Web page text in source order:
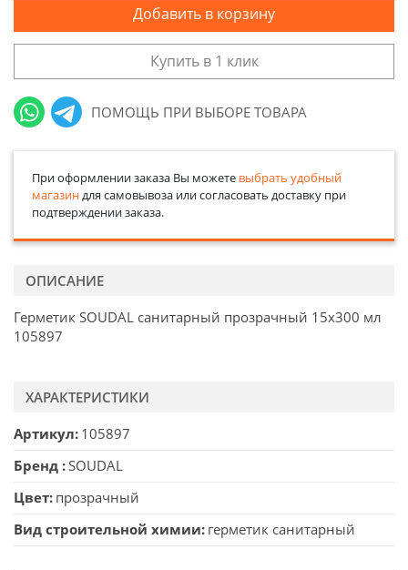
Добавить в корзину
Купить в 1 клик
ПОМОЩЬ ПРИ ВЫБОРЕ ТОВАРА
При оформлении заказа Вы можете выбрать удобный
магазиндля самовывоза или согласовать доставку при
подтверждении заказа.
ОПИСАНИЕ
Герметик SOUDAL санитарный прозрачный 15х300 мл
105897
ХАРАКТЕРИСТИКИ
Артикул 105897
Бренд SOUDAL
Цвет прозрачный
Вид строительной химии герметик санитарный